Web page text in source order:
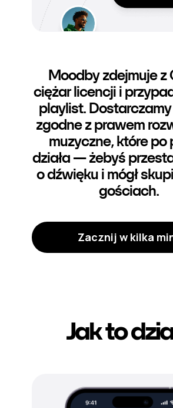
Moodby zdejmuje z
ciężar licencji i
playlist. Dostarczamy
zgodne z prawem
muzyczne, które po
działa — żebyś
o dźwięku i mógł
gościach.
Zacznij w kilka
Jak to